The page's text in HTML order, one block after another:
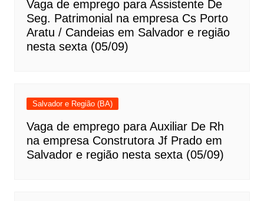
Vaga de emprego para Assistente De
Seg. Patrimonial na empresa Cs Porto
Aratu / Candeias em Salvador e região
nesta sexta (05/09)
Salvador e Região (BA)
Vaga de emprego para Auxiliar De Rh
na empresa Construtora Jf Prado em
Salvador e região nesta sexta (05/09)